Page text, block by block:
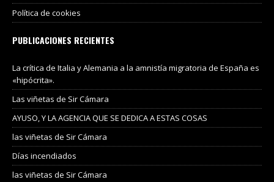
Política de cookies
PUBLICACIONES RECIENTES
La crítica de Italia y Alemania a la amnistía migratoria de España es
«hipócrita».
Las viñetas de Sir Cámara
AYUSO, Y LA AGENCIA QUE SE DEDICA A ESTAS COSAS
las viñetas de Sir Cámara
Días incendiados
las viñetas de Sir Cámara